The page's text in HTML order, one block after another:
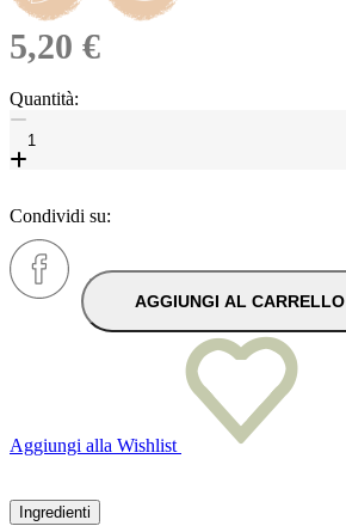
5,20 €
Quantità:
Condividi su:
AGGIUNGI AL CARRELLO
Aggiungi alla Wishlist
Ingredienti